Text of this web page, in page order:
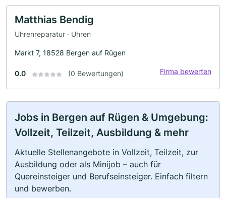
Matthias Bendig
Uhrenreparatur · Uhren
Markt 7, 18528 Bergen auf Rügen
0.0 (0 Bewertungen) Firma bewerten
Jobs in Bergen auf Rügen & Umgebung:
Vollzeit, Teilzeit, Ausbildung & mehr
Aktuelle Stellenangebote in Vollzeit, Teilzeit, zur
Ausbildung oder als Minijob – auch für
Quereinsteiger und Berufseinsteiger. Einfach filtern
und bewerben.